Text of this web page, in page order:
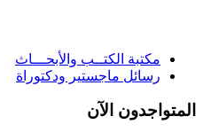
مكتبة الكتــب والأبحـــاث
رسائل ماجستير ودكتوراة
الآن